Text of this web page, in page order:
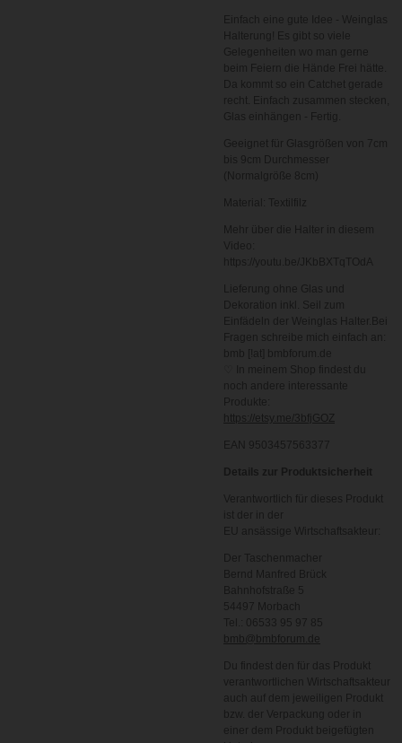
Einfach eine gute Idee - Weinglas
Halterung! Es gibt so viele
Gelegenheiten wo man gerne
beim Feiern die Hände Frei hätte.
Da kommt so ein Catchet gerade
recht. Einfach zusammen stecken,
Glas einhängen - Fertig.
Geeignet für Glasgrößen von 7cm
bis 9cm Durchmesser
(Normalgröße 8cm)
Material: Textilfilz
Mehr über die Halter in diesem
Video:
https://youtu.be/JKbBXTqTOdA
Lieferung ohne Glas und
Dekoration inkl. Seil zum
Einfädeln der Weinglas Halter.Bei
Fragen schreibe mich einfach an:
bmb [!at] bmbforum.de
♡ In meinem Shop findest du
noch andere interessante
Produkte:
https://etsy.me/3bfjGOZ
EAN 9503457563377
Details zur Produktsicherheit
Verantwortlich für dieses Produkt
ist der in der
EU ansässige Wirtschaftsakteur:
Der Taschenmacher
Bernd Manfred Brück
Bahnhofstraße 5
54497 Morbach
Tel.: 06533 95 97 85
bmb@bmbforum.de
Du findest den für das Produkt
verantwortlichen Wirtschaftsakteur
auch auf dem jeweiligen Produkt
bzw. der Verpackung oder in
einer dem Produkt beigefügten